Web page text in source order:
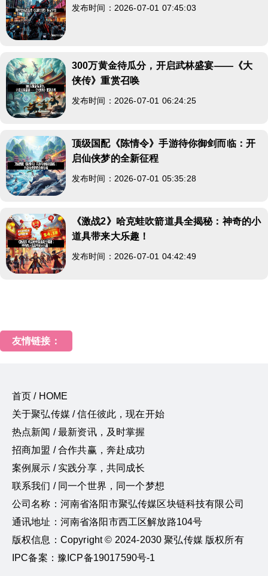
发布时间：2026-07-01 07:45:03
300万黄金待瓜分，开启武林盛宴——《大
侠传》重赏召唤
发布时间：2026-07-01 06:24:25
顶级国配《陈情令》手游待你御剑而临：开
启仙侠梦的全新征程
发布时间：2026-07-01 05:35:28
《激战2》哈克蛙吹箭道具全揭秘：神奇的小
道具带来大乐趣！
发布时间：2026-07-01 04:42:49
友情链接：
首页 / HOME
关于聚弘传媒 / 信任彼此，现在开始
热点新闻 / 最新资讯，及时掌握
招商加盟 / 合作共赢，奔赴成功
案例展示 / 实践分享，共同成长
联系我们 / 同一个世界，同一个梦想
公司名称：河南省洛阳市聚弘传媒区块链科技有限公司
通讯地址：河南省洛阳市西工区解放路104号
版权信息：Copyright © 2024-2030 聚弘传媒 版权所有
IPC备案：豫ICP备19017590号-1